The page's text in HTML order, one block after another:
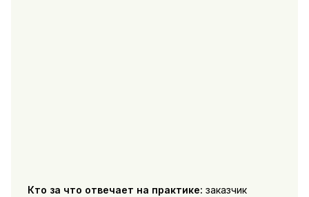
Кто за что отвечает на практике: заказчик